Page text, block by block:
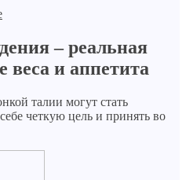
– реальная
веса и аппетита
талии могут стать
четкую цель и принять во